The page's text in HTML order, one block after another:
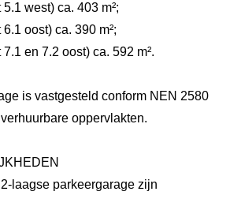
west) ca. 403 m²;
oost) ca. 390 m²;
en 7.2 oost) ca. 592 m².
is vastgesteld conform NEN 2580
oppervlakten.
laagse parkeergarage zijn